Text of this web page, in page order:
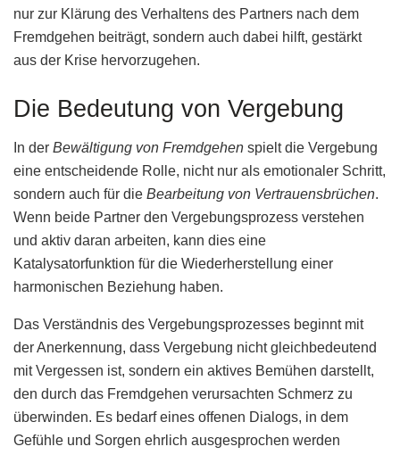
nur zur Klärung des Verhaltens des Partners nach dem
Fremdgehen beiträgt, sondern auch dabei hilft, gestärkt
aus der Krise hervorzugehen.
Die Bedeutung von Vergebung
In der Bewältigung von Fremdgehen spielt die Vergebung
eine entscheidende Rolle, nicht nur als emotionaler Schritt,
sondern auch für die Bearbeitung von Vertrauensbrüchen.
Wenn beide Partner den Vergebungsprozess verstehen
und aktiv daran arbeiten, kann dies eine
Katalysatorfunktion für die Wiederherstellung einer
harmonischen Beziehung haben.
Das Verständnis des Vergebungsprozesses beginnt mit
der Anerkennung, dass Vergebung nicht gleichbedeutend
mit Vergessen ist, sondern ein aktives Bemühen darstellt,
den durch das Fremdgehen verursachten Schmerz zu
überwinden. Es bedarf eines offenen Dialogs, in dem
Gefühle und Sorgen ehrlich ausgesprochen werden